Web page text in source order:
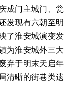
成门主城门、瓮
发现有六朝至明
了淮安城演变发
为淮安城外三大
弃于明末天启年
清晰的街巷类遗